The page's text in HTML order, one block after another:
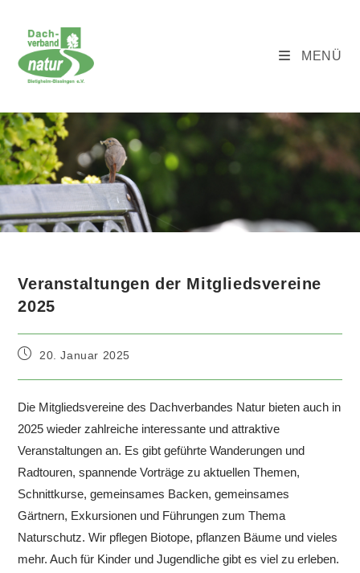
springen
MENÜ
Blog
Veranstaltungen der Mitgliedsvereine
2025
Beitrag20. Januar 2025
Die Mitgliedsvereine des Dachverbandes Natur bieten auch in
2025 wieder zahlreiche interessante und attraktive
Veranstaltungen an. Es gibt geführte Wanderungen und
Radtouren, spannende Vorträge zu aktuellen Themen,
Schnittkurse, gemeinsames Backen, gemeinsames
Gärtnern, Exkursionen und Führungen zum Thema
Naturschutz. Wir pflegen Biotope, pflanzen Bäume und vieles
mehr. Auch für Kinder und Jugendliche gibt es viel zu erleben.